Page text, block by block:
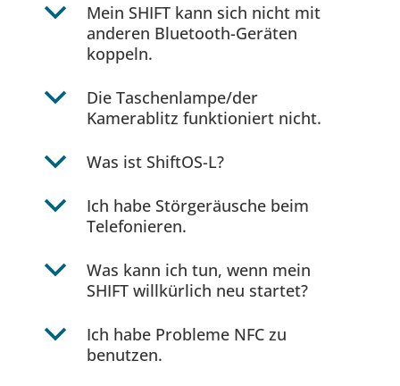
b
Mein SHIFT kann sich nicht mit
anderen Bluetooth-Geräten
koppeln.
b
Die Taschenlampe/der
Kamerablitz funktioniert nicht.
b Was ist ShiftOS-L?
b
Ich habe Störgeräusche beim
Telefonieren.
b
Was kann ich tun, wenn mein
SHIFT willkürlich neu startet?
b
Ich habe Probleme NFC zu
benutzen.